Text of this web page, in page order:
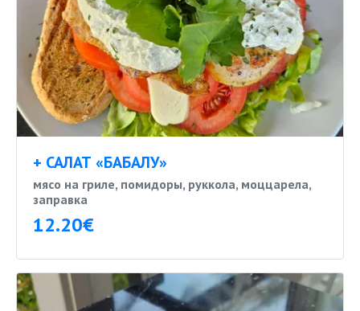
+ САЛАТ «БАБАЛУ»
мясо на гриле, помидоры, руккола, моццарела,
заправка
12.20€